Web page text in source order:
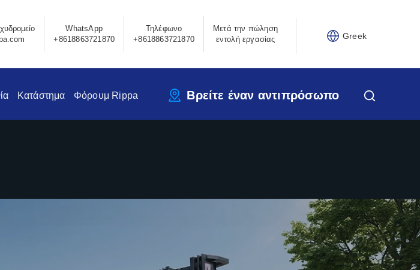
WhatsApp
+8618863721870
Τηλέφωνο
+8618863721870
Μετά την πώληση
εντολή εργασίας
Greek
Κατάστημα Φόρουμ Rippa Βρείτε έναν αντιπρόσωπο